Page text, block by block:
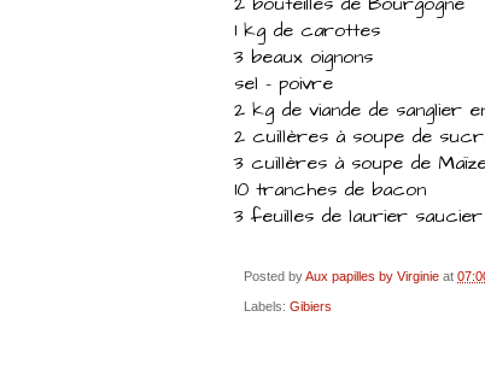
1 kg de carottes
3 beaux oignons
sel - poivre
2 kg de viande de sanglier
2 cuillères à soupe de
3 cuillères à soupe de
10 tranches de bacon
3 feuilles de laurier saucier
Posted byAux papilles by Virginie at
Labels: Gibiers